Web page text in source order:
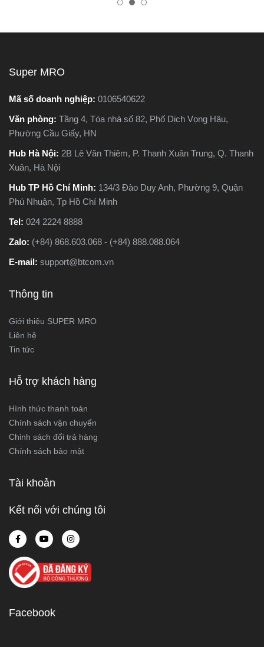
nay có hai dòng phổ biến là
bài viết này, Super MRO sẽ
giúp bạn hiểu rõ sự khác
điểm và tư vấn chọn lựa
loại máy phù hợp nhất với
nhu cầu sử dụng thực tế.
tránh hàng giả, hàng kém
Super MRO
Mã số doanh nghiệp: 0106540622
Văn phòng: Tầng 4, Tòa nhà số 82, Phố Dịch Vọng Hậu,
Phường Cầu Giấy, HN
Hub Hà Nội: 2B Lê Văn Thiêm, P. Thanh Xuân Trung, Q. Thanh
Xuân, Hà Nội
Hub TP Hồ Chí Minh: 134/3 Đào Duy Anh, Phường 9, Quận
Phú Nhuận, Tp Hồ Chí Minh
Tel: 024 2224 8888
Zalo: (+84) 868.603.068 - (+84) 888.088.064
E-mail: support@btcom.vn
Thông tin
Giới thiệu SUPER MRO
Liên hệ
Tin tức
Hỗ trợ khách hàng
Hình thức thanh toán
Chính sách vận chuyển
Chỉnh sách đổi trả hàng
Chính sách bảo mật
Tài khoản
Kết nối với chúng tôi
Facebook